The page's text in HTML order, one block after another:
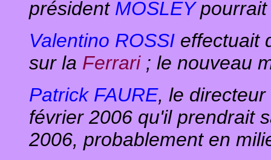
président MOSLEY
Valentino ROSSI effectuait
sur la Ferrari; le nouveau
Patrick FAURE, le
février 2006 qu'il prendrait
2006, probablement en